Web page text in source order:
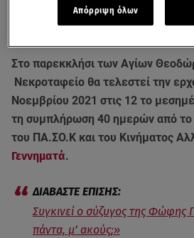
Στο παρεκκλήσι των Αγίων
Νεκροταφείο θα τελεστεί την
Νοεμβρίου 2021 στις 12 το
τη συμπλήρωση 40 ημερών από το
του ΠΑ.ΣΟ.Κ και του Κινήματος
Γεννηματά.
Συγκινεί ο σύζυγος της Φώφης
πάντα, μ’ ακούς;»
Απόρριψη όλων